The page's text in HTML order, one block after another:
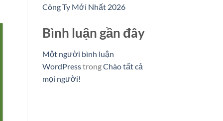
Công Ty Mới Nhất 2026
Bình luận gần đây
Một người bình luận
WordPresstrongChào tất cả
mọi người!